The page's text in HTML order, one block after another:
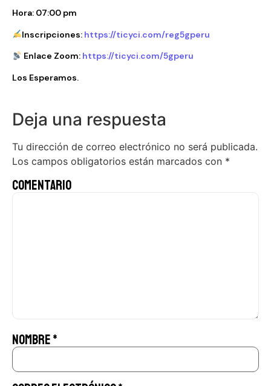
Hora: 07:00 pm
Inscripciones: https://ticyci.com/reg5gperu
Enlace Zoom: https://ticyci.com/5gperu
Los Esperamos.
Deja una respuesta
Tu dirección de correo electrónico no será publicada.
Los campos obligatorios están marcados con *
Comentario
Nombre*